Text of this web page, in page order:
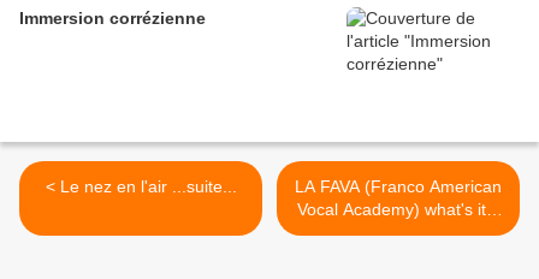
Immersion corrézienne
< Le nez en l'air ...suite...
LA FAVA (Franco American
Vocal Academy) what's it ?
>